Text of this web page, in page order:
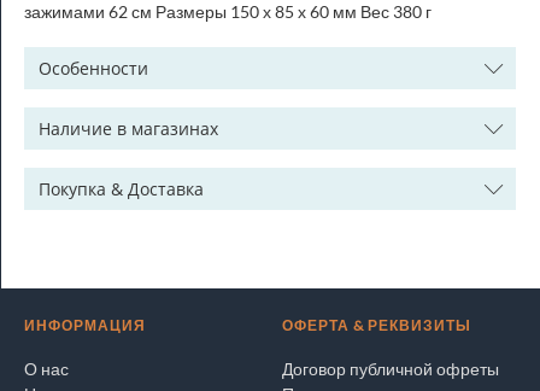
зажимами 62 см Размеры 150 х 85 х 60 мм Вес 380 г
Особенности
Наличие в магазинах
Покупка & Доставка
ИНФОРМАЦИЯ
О нас
ОФЕРТА & РЕКВИЗИТЫ
Договор публичной офреты